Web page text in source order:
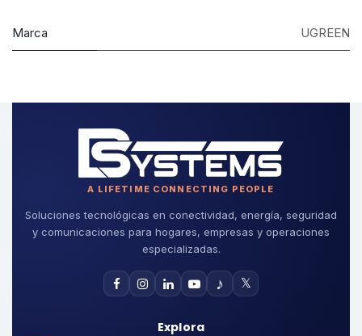
Marca UGREEN
A LIFETIME CONNECTING PEOPLE
Soluciones tecnológicas en conectividad, energía, seguridad
y comunicaciones para hogares, empresas y operaciones
especializadas.
♪ 𝕏
Explora